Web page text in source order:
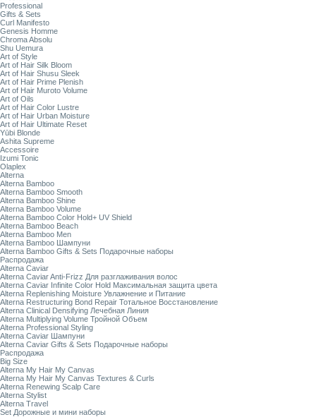
Professional
Gifts & Sets
Curl Manifesto
Genesis Homme
Chroma Absolu
Shu Uemura
Art of Style
Art of Hair Silk Bloom
Art of Hair Shusu Sleek
Art of Hair Prime Plenish
Art of Hair Muroto Volume
Art of Oils
Art of Hair Color Lustre
Art of Hair Urban Moisture
Art of Hair Ultimate Reset
Yūbi Blonde
Ashita Supreme
Accessoire
Izumi Tonic
Olaplex
Alterna
Alterna Bamboo
Alterna Bamboo Smooth
Alterna Bamboo Shine
Alterna Bamboo Volume
Alterna Bamboo Color Hold+ UV Shield
Alterna Bamboo Beach
Alterna Bamboo Men
Alterna Bamboo Шампуни
Alterna Bamboo Gifts & Sets Подарочные наборы
Распродажа
Alterna Caviar
Alterna Caviar Anti-Frizz Для разглаживания волос
Alterna Caviar Infinite Color Hold Максимальная защита цвета
Alterna Replenishing Moisture Увлажнение и Питание
Alterna Restructuring Bond Repair Тотальное Восстановление
Alterna Clinical Densifying Лечебная Линия
Alterna Multiplying Volume Тройной Объем
Alterna Professional Styling
Alterna Caviar Шампуни
Alterna Caviar Gifts & Sets Подарочные наборы
Распродажа
Big Size
Alterna My Hair My Canvas
Alterna My Hair My Canvas Textures & Curls
Alterna Renewing Scalp Care
Alterna Stylist
Alterna Travel
Set Дорожные и мини наборы